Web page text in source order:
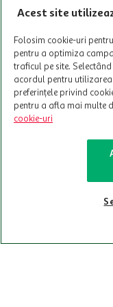
Iti
021-
Pentru tine
Acest site
Folosim cookie-uri
pentru a optimiza
traficul pe site.
acordul pentru
preferințele privind
pentru a afla mai multe
cookie-uri